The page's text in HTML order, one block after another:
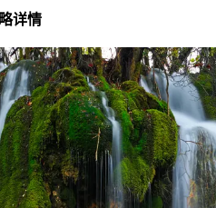
详情